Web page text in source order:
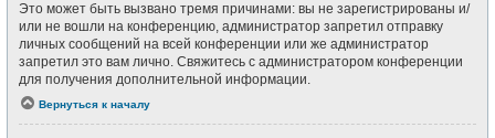
Это может быть вызвано тремя причинами: вы не зарегистрированы и/
или не вошли на конференцию, администратор запретил отправку
личных сообщений на всей конференции или же администратор
запретил это вам лично. Свяжитесь с администратором конференции
для получения дополнительной информации.
Вернуться к началу